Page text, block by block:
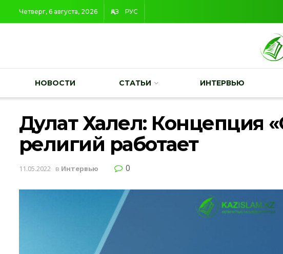
Четверг, 6 августа, 2026 ҚАЗ РУС
НОВОСТИ СТАТЬИ ИНТЕРВЬЮ
Дулат Халел: Концепция
религий работает
11.05.2022 в Интервью 0